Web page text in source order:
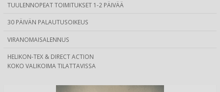
TUULENNOPEAT TOIMITUKSET 1-2 PÄIVÄÄ
30 PÄIVÄN PALAUTUSOIKEUS
VIRANOMAISALENNUS
HELIKON-TEX & DIRECT ACTION
KOKO VALIKOIMA TILATTAVISSA